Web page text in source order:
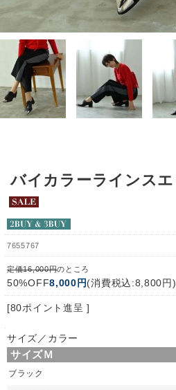
バイカラーラインス
7655767
定価16,000円のところ
50%OFF8,000円(消費税込:8,800円)
[80ポイント進呈 ]
サイズ／カラー
サイズＭ
ブラック